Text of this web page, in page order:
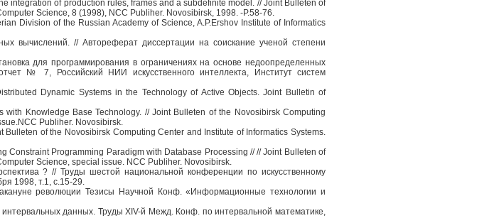
integration of production rules, frames and a subdefinite model. // Joint Bulleten of
Science, 8 (1998), NCC Publiher. Novosibirsk, 1998. -P.58-76.
Division of the Russian Academy of Science, A.P.Ershov Institute of Informatics
вычислений. // Автореферат диссертации на соискание ученой степени
для программирования в ограничениях на основе недоопределенных
№ 7, Российский НИИ искусственного интеллекта, Институт систем
Dynamic Systems in the Technology of Active Objects. Joint Bulletin of
Knowledge Base Technology. // Joint Bulleten of the Novosibirsk Computing
Publiher. Novosibirsk.
of the Novosibirsk Computing Center and Institute of Informatics Systems.
Constraint Programming Paradigm with Database Processing // // Joint Bulleten of
Science, special issue. NCC Publiher. Novosibirsk.
? // Труды шестой национальной конференции по искусственному
1998, т.1, с.15-29.
революции Тезисы Научной Конф. «Информационные технологии и
данных. Труды XIV-й Межд. Конф. по интервальной математике,